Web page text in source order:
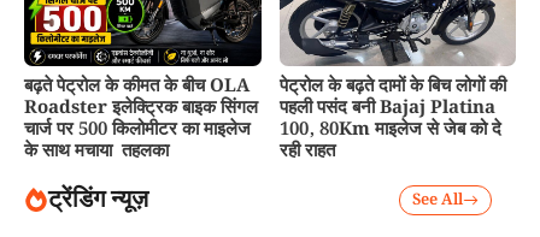
बढ़ते पेट्रोल के कीमत के बीच OLA
Roadster इलेक्ट्रिक बाइक सिंगल
चार्ज पर 500 किलोमीटर का माइलेज
के साथ मचाया तहलका
पेट्रोल के बढ़ते दामों के बिच लोगों की
पहली पसंद बनी Bajaj Platina
100, 80Km माइलेज से जेब को दे
रही राहत
ट्रेंडिंग न्यूज़ See All